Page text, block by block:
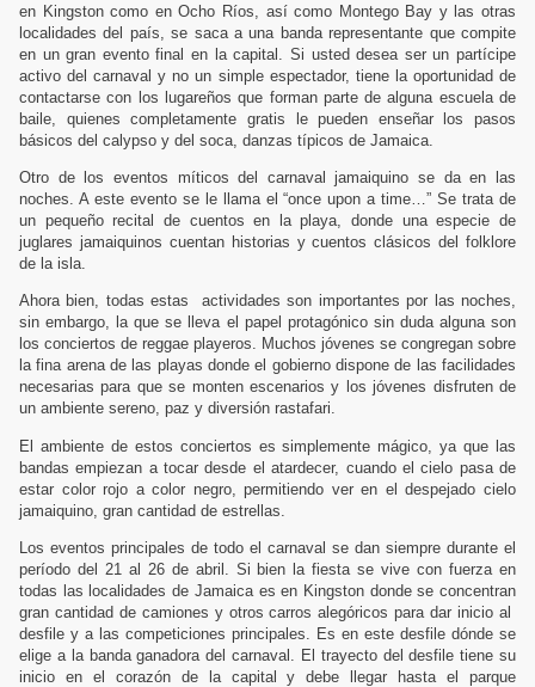
en Kingston como en Ocho Ríos, así como Montego Bay y las otras
localidades del país, se saca a una banda representante que compite
en un gran evento final en la capital. Si usted desea ser un partícipe
activo del carnaval y no un simple espectador, tiene la oportunidad de
contactarse con los lugareños que forman parte de alguna escuela de
baile, quienes completamente gratis le pueden enseñar los pasos
básicos del calypso y del soca, danzas típicos de Jamaica.
Otro de los eventos míticos del carnaval jamaiquino se da en las
noches. A este evento se le llama el “once upon a time…” Se trata de
un pequeño recital de cuentos en la playa, donde una especie de
juglares jamaiquinos cuentan historias y cuentos clásicos del folklore
de la isla.
Ahora bien, todas estas
actividades son importantes por las noches,
sin embargo, la que se lleva el papel protagónico sin duda alguna son
los conciertos de reggae playeros. Muchos jóvenes se congregan sobre
la fina arena de las playas donde el gobierno dispone de las facilidades
necesarias para que se monten escenarios y los jóvenes disfruten de
un ambiente sereno, paz y diversión rastafari.
El ambiente de estos conciertos es simplemente mágico, ya que las
bandas empiezan a tocar desde el atardecer, cuando el cielo pasa de
estar color rojo a color negro, permitiendo ver en el despejado cielo
jamaiquino, gran cantidad de estrellas.
Los eventos principales de todo el carnaval se dan siempre durante el
período del 21 al 26 de abril. Si bien la fiesta se vive con fuerza en
todas las localidades de Jamaica es en Kingston donde se concentran
gran cantidad de camiones y otros carros alegóricos para dar inicio al
desfile y a las competiciones principales. Es en este desfile dónde se
elige a la banda ganadora del carnaval. El trayecto del desfile tiene su
inicio en el corazón de la capital y debe llegar hasta el parque